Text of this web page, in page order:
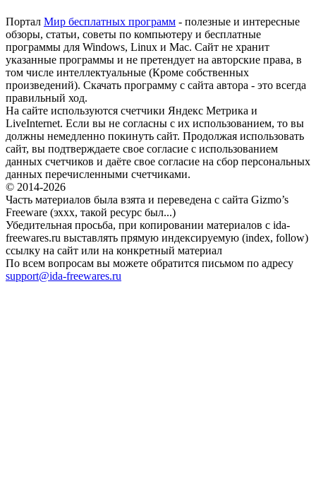
Портал Мир бесплатных программ - полезные и интересные
обзоры, статьи, советы по компьютеру и бесплатные
программы для Windows, Linux и Mac. Сайт не хранит
указанные программы и не претендует на авторские права, в
том числе интеллектуальные (Кроме собственных
произведений). Скачать программу с сайта автора - это всегда
правильный ход.
На сайте используются счетчики Яндекс Метрика и
LiveInternet. Если вы не согласны с их использованием, то вы
должны немедленно покинуть сайт. Продолжая использовать
сайт, вы подтверждаете свое согласие с использованием
данных счетчиков и даёте свое согласие на сбор персональных
данных перечисленными счетчиками.
© 2014-2026
Часть материалов была взята и переведена с сайта Gizmo’s
Freeware (эххх, такой ресурс был...)
Убедительная просьба, при копировании материалов с ida-
freewares.ru выставлять прямую индексируемую (index, follow)
ссылку на сайт или на конкретный материал
По всем вопросам вы можете обратится письмом по адресу
support@ida-freewares.ru